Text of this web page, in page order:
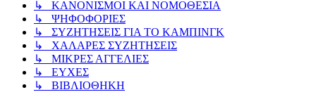
↳ ΚΑΝΟΝΙΣΜΟΙ ΚΑΙ ΝΟΜΟΘΕΣΙΑ
↳ ΨΗΦΟΦΟΡΙΕΣ
↳ ΣΥΖΗΤΗΣΕΙΣ ΓΙΑ ΤΟ ΚΑΜΠΙΝΓΚ
↳ ΧΑΛΑΡΕΣ ΣΥΖΗΤΗΣΕΙΣ
↳ ΜΙΚΡΕΣ ΑΓΓΕΛΙΕΣ
↳ ΕΥΧΕΣ
↳ ΒΙΒΛΙΟΘΗΚΗ